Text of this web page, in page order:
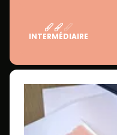
INTERMÉDIAIRE